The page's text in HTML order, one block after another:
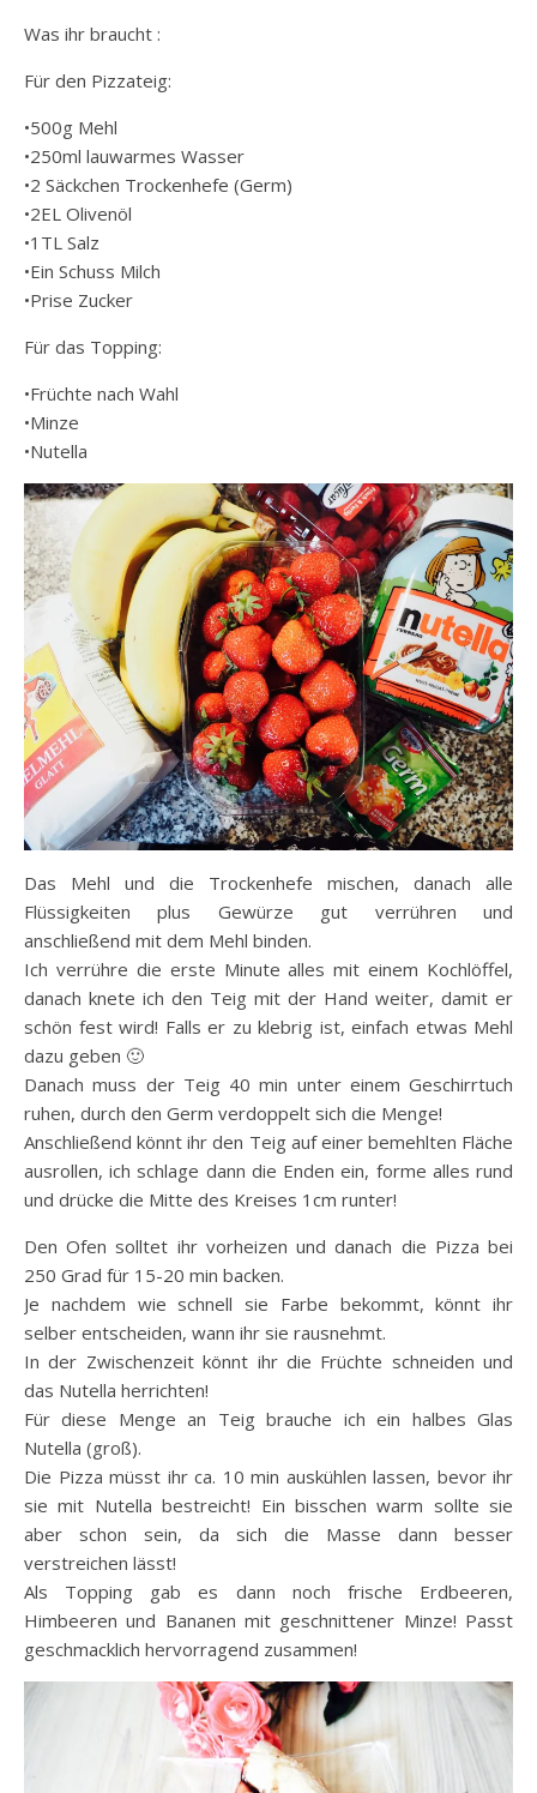
Was ihr braucht :
Für den Pizzateig:
•500g Mehl
•250ml lauwarmes Wasser
•2 Säckchen Trockenhefe (Germ)
•2EL Olivenöl
•1TL Salz
•Ein Schuss Milch
•Prise Zucker
Für das Topping:
•Früchte nach Wahl
•Minze
•Nutella
Das Mehl und die Trockenhefe mischen, danach alle
Flüssigkeiten plus Gewürze gut verrühren und
anschließend mit dem Mehl binden.
Ich verrühre die erste Minute alles mit einem Kochlöffel,
danach knete ich den Teig mit der Hand weiter, damit er
schön fest wird! Falls er zu klebrig ist, einfach etwas Mehl
dazu geben 🙂
Danach muss der Teig 40 min unter einem Geschirrtuch
ruhen, durch den Germ verdoppelt sich die Menge!
Anschließend könnt ihr den Teig auf einer bemehlten Fläche
ausrollen, ich schlage dann die Enden ein, forme alles rund
und drücke die Mitte des Kreises 1cm runter!
Den Ofen solltet ihr vorheizen und danach die Pizza bei
250 Grad für 15-20 min backen.
Je nachdem wie schnell sie Farbe bekommt, könnt ihr
selber entscheiden, wann ihr sie rausnehmt.
In der Zwischenzeit könnt ihr die Früchte schneiden und
das Nutella herrichten!
Für diese Menge an Teig brauche ich ein halbes Glas
Nutella (groß).
Die Pizza müsst ihr ca. 10 min auskühlen lassen, bevor ihr
sie mit Nutella bestreicht! Ein bisschen warm sollte sie
aber schon sein, da sich die Masse dann besser
verstreichen lässt!
Als Topping gab es dann noch frische Erdbeeren,
Himbeeren und Bananen mit geschnittener Minze! Passt
geschmacklich hervorragend zusammen!